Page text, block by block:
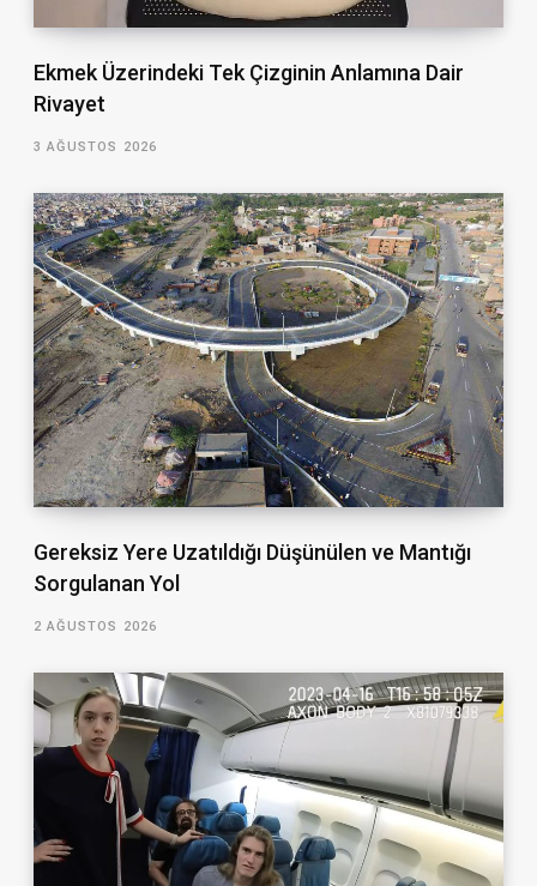
Ekmek Üzerindeki Tek Çizginin Anlamına Dair
Rivayet
3 AĞUSTOS 2026
Gereksiz Yere Uzatıldığı Düşünülen ve Mantığı
Sorgulanan Yol
2 AĞUSTOS 2026